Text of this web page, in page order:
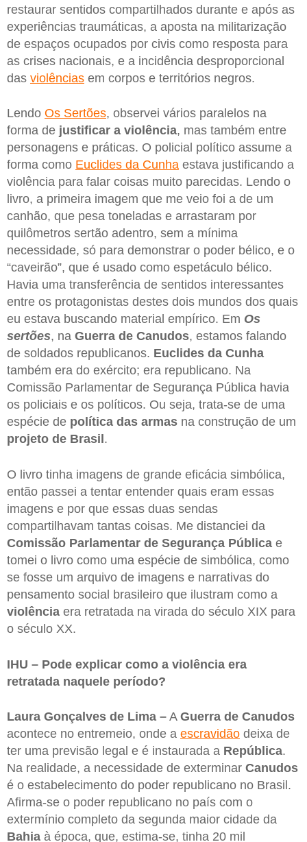
restaurar sentidos compartilhados durante e após as
experiências traumáticas, a aposta na militarização
de espaços ocupados por civis como resposta para
as crises nacionais, e a incidência desproporcional
das violências em corpos e territórios negros.
Lendo Os Sertões, observei vários paralelos na
forma de justificar a violência, mas também entre
personagens e práticas. O policial político assume a
forma como Euclides da Cunha estava justificando a
violência para falar coisas muito parecidas. Lendo o
livro, a primeira imagem que me veio foi a de um
canhão, que pesa toneladas e arrastaram por
quilômetros sertão adentro, sem a mínima
necessidade, só para demonstrar o poder bélico, e o
“caveirão”, que é usado como espetáculo bélico.
Havia uma transferência de sentidos interessantes
entre os protagonistas destes dois mundos dos quais
eu estava buscando material empírico. Em Os
sertões, na Guerra de Canudos, estamos falando
de soldados republicanos. Euclides da Cunha
também era do exército; era republicano. Na
Comissão Parlamentar de Segurança Pública havia
os policiais e os políticos. Ou seja, trata-se de uma
espécie de política das armas na construção de um
projeto de Brasil .
O livro tinha imagens de grande eficácia simbólica,
então passei a tentar entender quais eram essas
imagens e por que essas duas sendas
compartilhavam tantas coisas. Me distanciei da
Comissão Parlamentar de Segurança Pública e
tomei o livro como uma espécie de simbólica, como
se fosse um arquivo de imagens e narrativas do
pensamento social brasileiro que ilustram como a
violência era retratada na virada do século XIX para
o século XX.
IHU – Pode explicar como a violência era
retratada naquele período?
Laura Gonçalves de Lima – A Guerra de Canudos
acontece no entremeio, onde a escravidão deixa de
ter uma previsão legal e é instaurada a República.
Na realidade, a necessidade de exterminar Canudos
é o estabelecimento do poder republicano no Brasil.
Afirma-se o poder republicano no país com o
extermínio completo da segunda maior cidade da
Bahia à época, que, estima-se, tinha 20 mil